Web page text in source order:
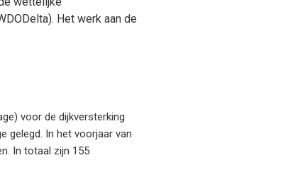
Het werk aan de
voor de dijkversterking
gelegd. In het voorjaar van
In totaal zijn 155